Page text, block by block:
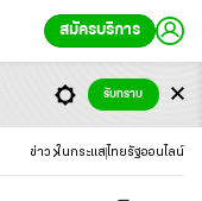
สมัครบริการ
ข่าว ในกระแส ไทยรัฐออนไลน์
รับทราบ